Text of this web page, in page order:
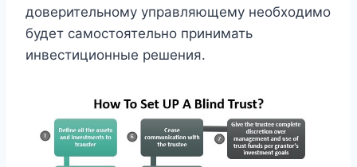
доверительному управляющему необходимо
будет самостоятельно принимать
инвестиционные решения.